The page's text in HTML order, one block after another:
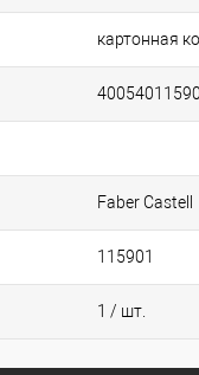
картонная
Faber Castell
115901
1 / шт.